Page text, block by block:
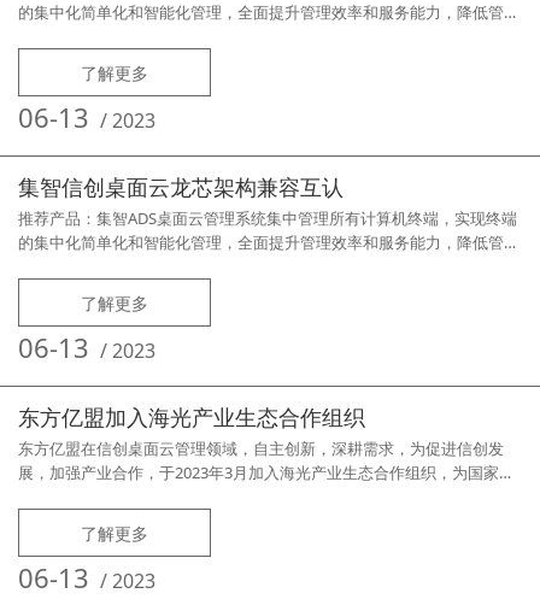
的集中化简单化和智能化管理，全面提升管理效率和服务能力，降低管理
建的桌面云管理系统，全面支持国产龙芯、兆芯、飞腾、鲲鹏等国产
x86、ARM架构的CPU及相应操作系统。集智VA应用云平台通过VA跨平台
协议，将Windows应用迁移到国产硬件和国产操作系统下使用，为信创
平
了解更多
06-13 /2023
集智信创桌面云龙芯架构兼容互认
推荐产品：集智ADS桌面云管理系统集中管理所有计算机终端，实现终端
的集中化简单化和智能化管理，全面提升管理效率和服务能力，降低管理
建的桌面云管理系统，全面支持国产龙芯、兆芯、飞腾、鲲鹏等国产
x86、ARM架构的CPU及相应操作系统。集智VA应用云平台通过VA跨平台
协议，将Windows应用迁移到国产硬件和国产操作系统下使用，为信创
平
了解更多
06-13 /2023
东方亿盟加入海光产业生态合作组织
东方亿盟在信创桌面云管理领域，自主创新，深耕需求，为促进信创发
展，加强产业合作，于2023年3月加入海光产业生态合作组织，为国家信
产业链上下游企业、高校、科研院所、行业企业等相关创新力量，实现协
同技术攻关，共同打造安全、好用、开放的产品与解决方案，并开展测试
认证、技术培训、方案孵化、应用示范、推广交流等系列活动，促进合作
组织成员的共同
了解更多
06-13 /2023